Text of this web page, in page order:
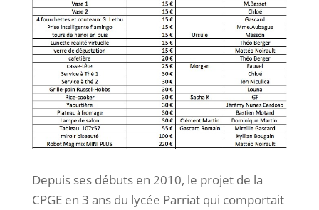
Depuis ses débuts en 2010, le projet de la
CPGE en 3 ans du lycée Parriat qui comportait